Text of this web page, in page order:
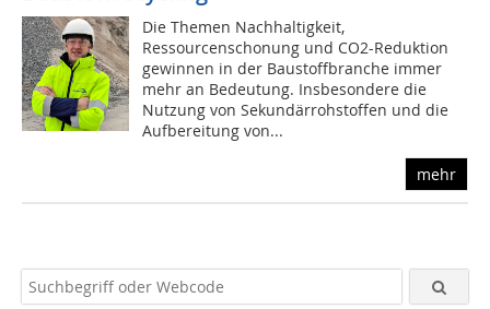
Die Themen Nachhaltigkeit,
Ressourcenschonung und CO2-Reduktion
gewinnen in der Baustoffbranche immer
mehr an Bedeutung. Insbesondere die
Nutzung von Sekundärrohstoffen und die
Aufbereitung von...
mehr